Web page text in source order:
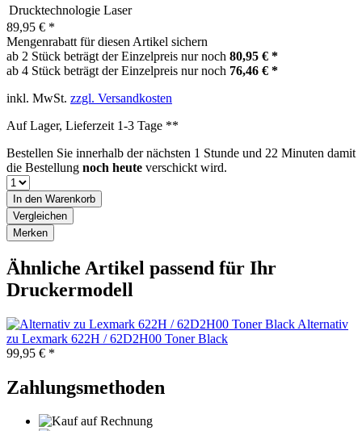
Drucktechnologie Laser
89,95 € *
Mengenrabatt für diesen Artikel sichern
ab 2 Stück beträgt der Einzelpreis nur noch 80,95 € *
ab 4 Stück beträgt der Einzelpreis nur noch 76,46 € *
inkl. MwSt. zzgl. Versandkosten
Auf Lager, Lieferzeit 1-3 Tage **
Bestellen Sie innerhalb der nächsten 1 Stunde und 22 Minuten damit
die Bestellung noch heute verschickt wird.
In den Warenkorb
Vergleichen
Merken
Ähnliche Artikel passend für Ihr
Druckermodell
Alternativ
zu Lexmark 622H / 62D2H00 Toner Black
99,95 € *
Zahlungsmethoden